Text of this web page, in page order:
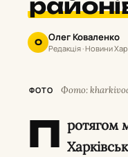
О Олег Коваленко
Редакція · Новини
ФОТО Фото:
П ротягом